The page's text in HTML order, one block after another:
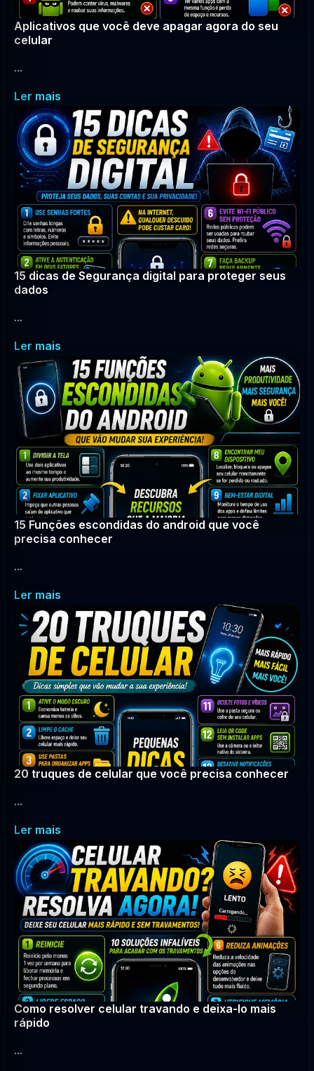
Aplicativos que você deve apagar agora do seu
celular
...
Ler mais
15 dicas de Segurança digital para proteger seus
dados
...
Ler mais
15 Funções escondidas do android que você
precisa conhecer
...
Ler mais
20 truques de celular que você precisa conhecer
...
Ler mais
Como resolver celular travando e deixa-lo mais
rápido
...